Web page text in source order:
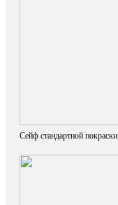
Сейф стандартной покраски